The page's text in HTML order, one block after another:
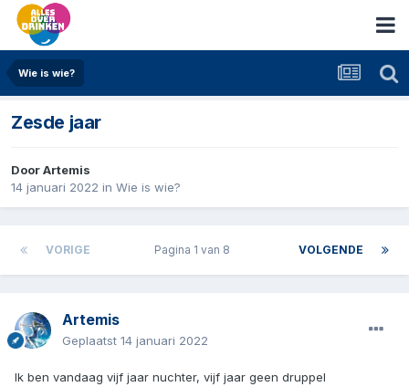
Wie is wie?
Zesde jaar
DoorArtemis
14 januari 2022 in Wie is wie?
VORIGE VOLGENDE
Pagina 1 van 8
Artemis
Geplaatst 14 januari 2022
Ik ben vandaag vijf jaar nuchter, vijf jaar geen druppel